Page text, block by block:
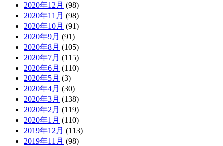
2020年12月 (98)
2020年11月 (98)
2020年10月 (91)
2020年9月 (91)
2020年8月 (105)
2020年7月 (115)
2020年6月 (110)
2020年5月 (3)
2020年4月 (30)
2020年3月 (138)
2020年2月 (119)
2020年1月 (110)
2019年12月 (113)
2019年11月 (98)